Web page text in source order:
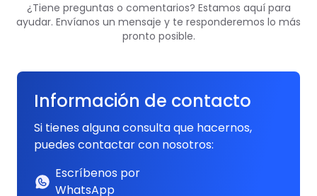
¿Tiene preguntas o comentarios? Estamos aquí para
ayudar. Envíanos un mensaje y te responderemos lo más
pronto posible.
Información de contacto
Si tienes alguna consulta que hacernos,
puedes contactar con nosotros:
Escríbenos por
WhatsApp